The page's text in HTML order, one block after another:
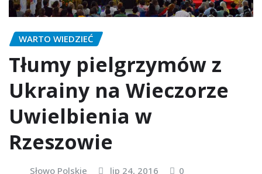
WARTO WIEDZIEĆ
Tłumy pielgrzymów z
Ukrainy na Wieczorze
Uwielbienia w
Rzeszowie
Słowo Polskie lip 24, 2016 0